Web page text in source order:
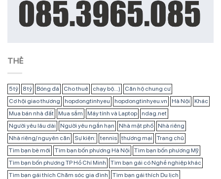
THẺ
5 tỷ 8 tỷ Bóng đá Cho thuê chạy bộ...)
Căn hộ chung cư
Cơ hội giao thương
hopdongtinhyeu hopdongtinhyeu.vn Hà Nội
Khác
Mua bán nhà đất
Mua sắm Máy tính và Laptop
ndag.net
Người yêu lâu dài
Người yêu ngắn hạn Nhà mặt phố
Nhà riêng
Nhà riêng/ nguyên căn
Sự kiện: tennis thương mại
Trang chủ
Tìm bạn bè mới
Tìm bạn bốn phương Hà Nội
Tìm bạn bốn phương Mỹ
Tìm bạn bốn phương TP Hồ Chí Minh
Tìm bạn gái có Nghề nghiệp khác
Tìm bạn gái thích Chăm sóc gia đình
Tìm bạn gái thích Du lịch